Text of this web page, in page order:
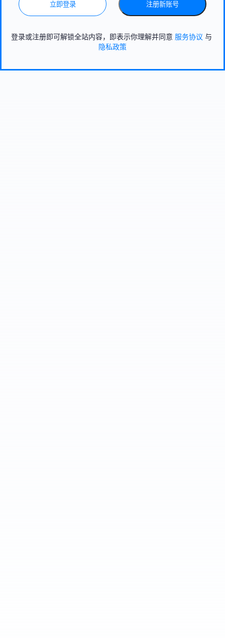
立即登录 注册新账号
登录或注册即可解锁全站内容，即表示你理解并同意 服务协议 与
隐私政策